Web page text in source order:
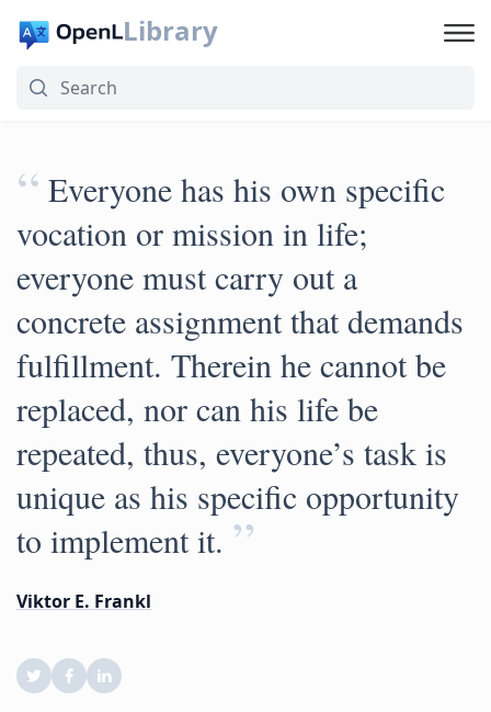
Library
“ Everyone has his own specific
vocation or mission in life;
everyone must carry out a
concrete assignment that demands
fulfillment. Therein he cannot be
replaced, nor can his life be
repeated, thus, everyone’s task is
unique as his specific opportunity
to implement it. ”
Viktor E. Frankl